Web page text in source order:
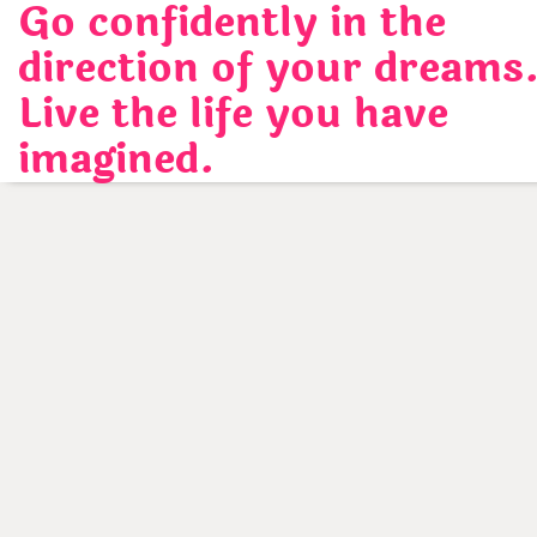
Skip
content
Go confidently in the
direction of your
Live the life you have
imagined.